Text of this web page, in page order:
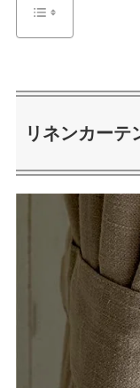
リネンカーテ